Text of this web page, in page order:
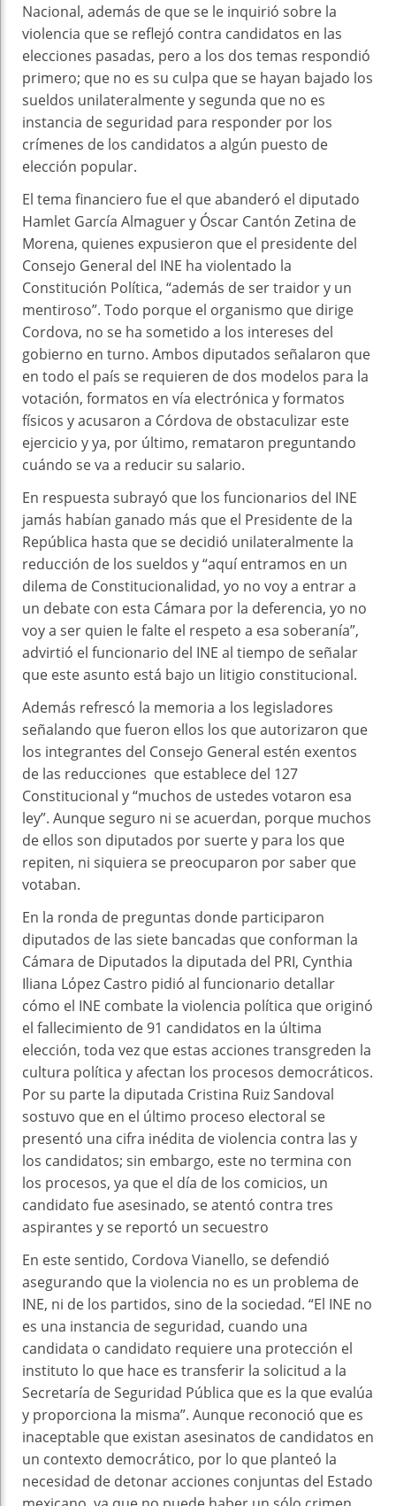
Nacional, además de que se le inquirió sobre la
violencia que se reflejó contra candidatos en las
elecciones pasadas, pero a los dos temas respondió
primero; que no es su culpa que se hayan bajado los
sueldos unilateralmente y segunda que no es
instancia de seguridad para responder por los
crímenes de los candidatos a algún puesto de
elección popular.
El tema financiero fue el que abanderó el diputado
Hamlet García Almaguer y Óscar Cantón Zetina de
Morena, quienes expusieron que el presidente del
Consejo General del INE ha violentado la
Constitución Política, “además de ser traidor y un
mentiroso”. Todo porque el organismo que dirige
Cordova, no se ha sometido a los intereses del
gobierno en turno. Ambos diputados señalaron que
en todo el país se requieren de dos modelos para la
votación, formatos en vía electrónica y formatos
físicos y acusaron a Córdova de obstaculizar este
ejercicio y ya, por último, remataron preguntando
cuándo se va a reducir su salario.
En respuesta subrayó que los funcionarios del INE
jamás habían ganado más que el Presidente de la
República hasta que se decidió unilateralmente la
reducción de los sueldos y “aquí entramos en un
dilema de Constitucionalidad, yo no voy a entrar a
un debate con esta Cámara por la deferencia, yo no
voy a ser quien le falte el respeto a esa soberanía”,
advirtió el funcionario del INE al tiempo de señalar
que este asunto está bajo un litigio constitucional.
Además refrescó la memoria a los legisladores
señalando que fueron ellos los que autorizaron que
los integrantes del Consejo General estén exentos
de las reducciones que establece del 127
Constitucional y “muchos de ustedes votaron esa
ley”. Aunque seguro ni se acuerdan, porque muchos
de ellos son diputados por suerte y para los que
repiten, ni siquiera se preocuparon por saber que
votaban.
En la ronda de preguntas donde participaron
diputados de las siete bancadas que conforman la
Cámara de Diputados la diputada del PRI, Cynthia
Iliana López Castro pidió al funcionario detallar
cómo el INE combate la violencia política que originó
el fallecimiento de 91 candidatos en la última
elección, toda vez que estas acciones transgreden la
cultura política y afectan los procesos democráticos.
Por su parte la diputada Cristina Ruiz Sandoval
sostuvo que en el último proceso electoral se
presentó una cifra inédita de violencia contra las y
los candidatos; sin embargo, este no termina con
los procesos, ya que el día de los comicios, un
candidato fue asesinado, se atentó contra tres
aspirantes y se reportó un secuestro
En este sentido, Cordova Vianello, se defendió
asegurando que la violencia no es un problema de
INE, ni de los partidos, sino de la sociedad. “El INE no
es una instancia de seguridad, cuando una
candidata o candidato requiere una protección el
instituto lo que hace es transferir la solicitud a la
Secretaría de Seguridad Pública que es la que evalúa
y proporciona la misma”. Aunque reconoció que es
inaceptable que existan asesinatos de candidatos en
un contexto democrático, por lo que planteó la
necesidad de detonar acciones conjuntas del Estado